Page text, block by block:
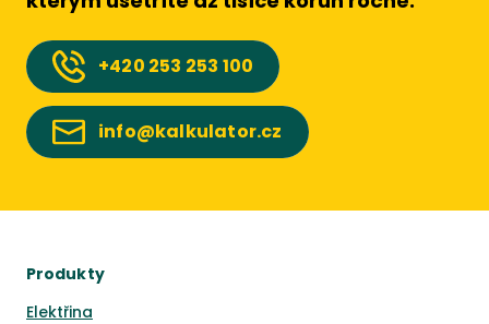
+420 253 253 100
info@kalkulator.cz
Produkty
Elektřina